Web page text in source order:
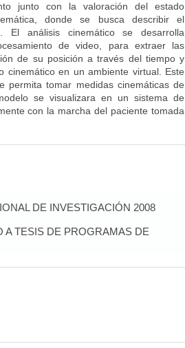
junto con la valoración del estado
donde se busca describir el
análisis cinemático se desarrolla
de video, para extraer las
de su posición a través del tiempo y
cinemático en un ambiente virtual. Este
permita tomar medidas cinemáticas de
se visualizara en un sistema de
con la marcha del paciente tomada
DE INVESTIGACIÓN 2008
A TESIS DE PROGRAMAS DE